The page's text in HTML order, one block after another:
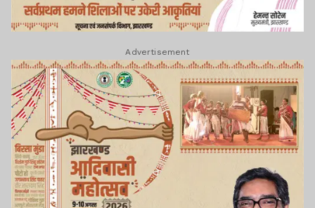
Advertisement